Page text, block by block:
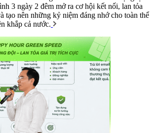
3 ngày 2 đêm mở ra cơ hội kết nối, lan tỏa
tạo nên những kỷ niệm đáng nhớ cho toàn thể
khắp cả nước.